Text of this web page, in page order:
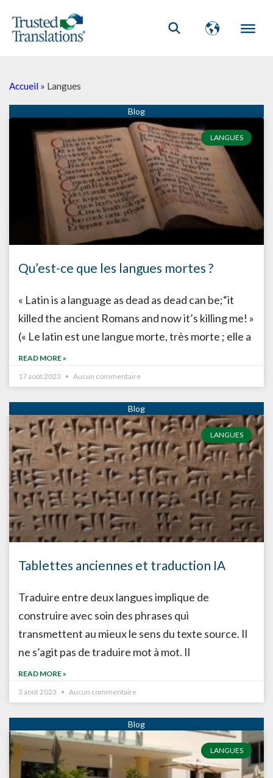
Accueil » Langues
LANGUES
Qu’est-ce que les langues mortes ?
« Latin is a language as dead as dead can be;“it
killed the ancient Romans and now it’s killing me! »
(« Le latin est une langue morte, très morte ; elle a
READ MORE »
17 août 2023
Aucun commentaire
LANGUES
Tablettes anciennes et traduction IA
Traduire entre deux langues implique de
construire avec soin des phrases qui
transmettent au mieux le sens du texte source. Il
ne s’agit pas de traduire mot à mot. Il
READ MORE »
3 août 2023
Aucun commentaire
LANGUES
PagePage